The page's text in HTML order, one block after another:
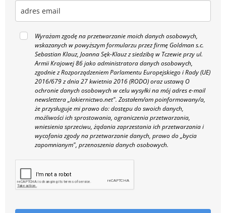
Wyrażam zgodę na przetwarzanie moich danych osobowych,
wskazanych w powyższym formularzu przez firmę Goldman s.c.
Sebastian Klauz, Joanna Sęk-Klauz z siedzibą w Tczewie przy ul.
Armii Krajowej 86 jako administratora danych osobowych,
zgodnie z Rozporządzeniem Parlamentu Europejskiego i Rady (UE)
2016/679 z dnia 27 kwietnia 2016 (RODO) oraz ustawą O
ochronie danych osobowych w celu wysyłki na mój adres e-mail
newslettera „lakiernictwo.net". Zostałem/am poinformowany/a,
że przysługuje mi prawo do: dostępu do swoich danych,
możliwości ich sprostowania, ograniczenia przetwarzania,
wniesienia sprzeciwu, żądania zaprzestania ich przetwarzania i
wycofania zgody na przetwarzanie danych, prawo do „bycia
zapomnianym", przenoszenia danych osobowych.